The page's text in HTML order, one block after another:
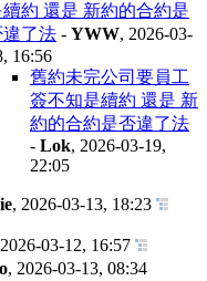
續約 還是 新約的合約是
違了法 - YWW, 2026-03-
16:56
舊約未完公司要員工
簽不知是續約 還是 新
約的合約是否違了法
- Lok, 2026-03-19,
22:05
, 2026-03-13, 18:23
2026-03-12, 16:57
, 2026-03-13, 08:34